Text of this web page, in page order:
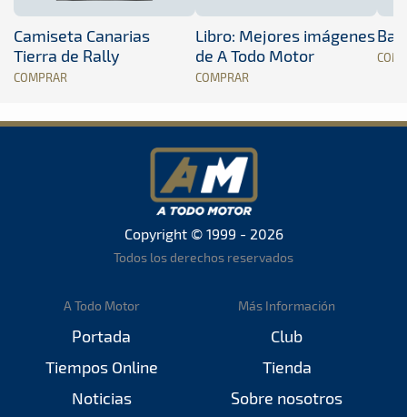
Camiseta Canarias
Tierra de Rally
COMPRAR
Libro: Mejores imágenes
de A Todo Motor
COMPRAR
Copyright © 1999 - 2026
Todos los derechos reservados
A Todo Motor
Portada
Tiempos Online
Noticias
Más Información
Club
Tienda
Sobre nosotros